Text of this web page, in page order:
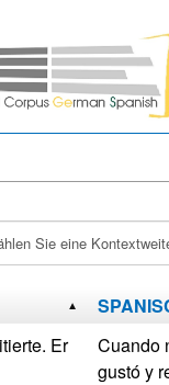
Er
Cuando
gustó y